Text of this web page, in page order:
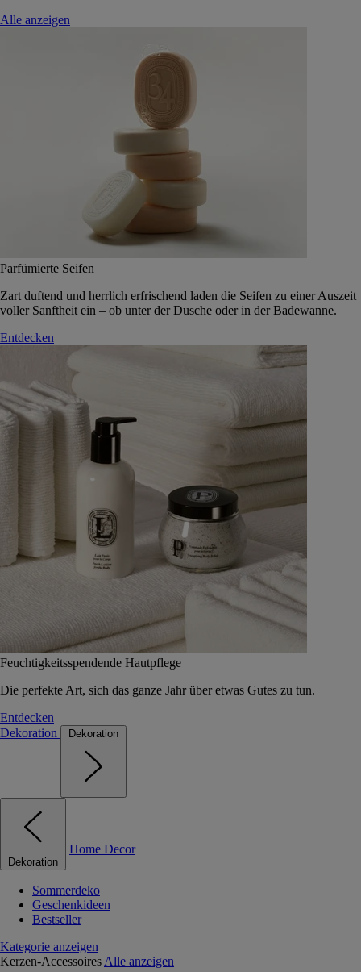
Alle anzeigen
Parfümierte Seifen
Zart duftend und herrlich erfrischend laden die Seifen zu einer Auszeit
voller Sanftheit ein – ob unter der Dusche oder in der Badewanne.
Entdecken
Feuchtigkeitsspendende Hautpflege
Die perfekte Art, sich das ganze Jahr über etwas Gutes zu tun.
Entdecken
Dekoration
Dekoration
Dekoration
Home Decor
Sommerdeko
Geschenkideen
Bestseller
Kategorie anzeigen
Kerzen-Accessoires Alle anzeigen